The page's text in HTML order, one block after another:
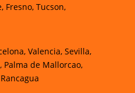
Fresno, Tucson,
Valencia, Sevilla,
Palma de Mallorcao,